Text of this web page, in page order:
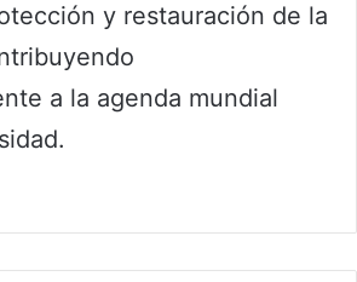
y restauración de la
a la agenda mundial